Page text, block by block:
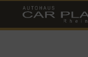
content